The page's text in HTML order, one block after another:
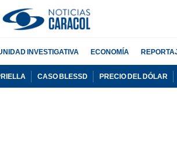
INVESTIGATIVA ECONOMÍA
CASO BLESSD PRECIO DEL DÓLAR